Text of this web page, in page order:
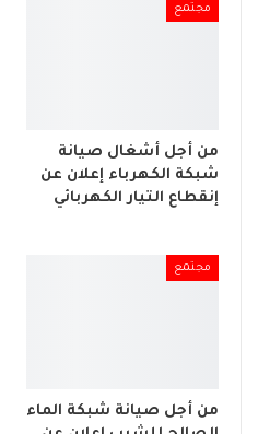
مجتمع
من أجل أشغال صيانة
شبكة الكهرباء إعلان عن
إنقطاع التيار الكهربائي
مجتمع
من أجل صيانة شبكة الماء